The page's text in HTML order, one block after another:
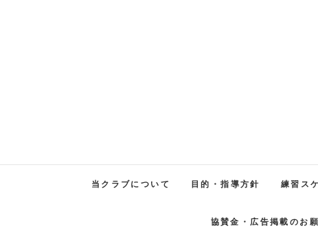
当クラブについて 目的・指導方針 練習ス
協賛金・広告掲載のお